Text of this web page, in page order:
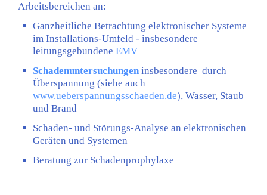
Arbeitsbereichen an:
Ganzheitliche Betrachtung elektronischer Systeme
im Installations-Umfeld - insbesondere
leitungsgebundene EMV
Schadenuntersuchungen insbesondere durch
Überspannung (siehe auch
www.ueberspannungsschaeden.de), Wasser, Staub
und Brand
Schaden- und Störungs-Analyse an elektronischen
Geräten und Systemen
Beratung zur Schadenprophylaxe